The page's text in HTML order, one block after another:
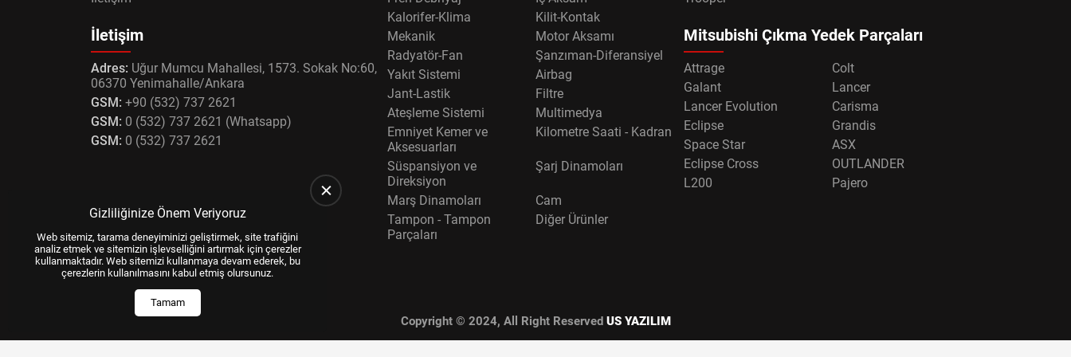
İletişim
Adres: Uğur Mumcu Mahallesi, 1573. Sokak No:60,
06370 Yenimahalle/Ankara
GSM: +90 (532) 737 2621
GSM: 0 (532) 737 2621 (Whatsapp)
GSM: 0 (532) 737 2621
Kalorifer-Klima
Kilit-Kontak
Mekanik
Motor Aksamı
Radyatör-Fan
Şanzıman-Diferansiyel
Yakıt Sistemi
Airbag
Jant-Lastik
Filtre
Ateşleme Sistemi
Multimedya
Emniyet Kemer ve
Aksesuarları
Kilometre Saati - Kadran
Süspansiyon ve
Direksiyon
Şarj Dinamoları
Marş Dinamoları
Cam
Tampon - Tampon
Parçaları
Diğer Ürünler
Mitsubishi Çıkma Yedek Parçaları
Attrage
Colt
Galant
Lancer
Lancer Evolution
Carisma
Eclipse
Grandis
Space Star
ASX
Eclipse Cross
OUTLANDER
L200
Pajero
Copyright © 2024, All Right Reserved US YAZILIM
Gizliliğinize Önem Veriyoruz
Web sitemiz, tarama deneyiminizi geliştirmek, site trafiğini
analiz etmek ve sitemizin işlevselliğini artırmak için çerezler
kullanmaktadır. Web sitemizi kullanmaya devam ederek, bu
çerezlerin kullanılmasını kabul etmiş olursunuz.
Tamam